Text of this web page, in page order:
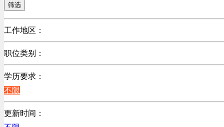
筛选
工作地区：
不限
北京
广东
江苏
陕西
浙江
职位类别：
不限
学历要求：
不限
更新时间：